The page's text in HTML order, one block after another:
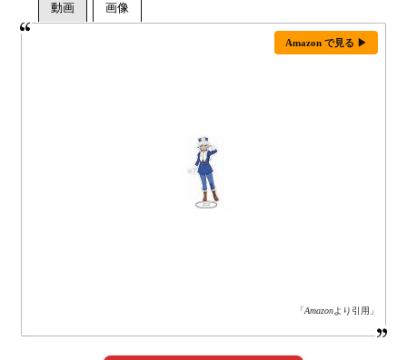
Amazon で見る ▶
「Amazonより引用」